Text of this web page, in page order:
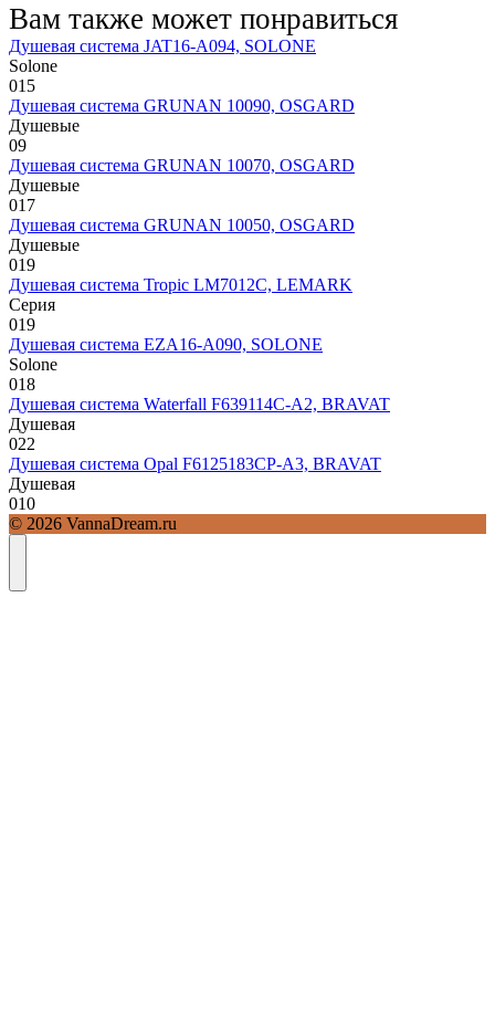
Вам также может понравиться
Душевая система JAT16-A094, SOLONE
Solone
015
Душевая система GRUNAN 10090, OSGARD
Душевые
09
Душевая система GRUNAN 10070, OSGARD
Душевые
017
Душевая система GRUNAN 10050, OSGARD
Душевые
019
Душевая система Tropic LM7012C, LEMARK
Серия
019
Душевая система EZA16-A090, SOLONE
Solone
018
Душевая система Waterfall F639114C-A2, BRAVAT
Душевая
022
Душевая система Opal F6125183CP-A3, BRAVAT
Душевая
010
© 2026 VannaDream.ru